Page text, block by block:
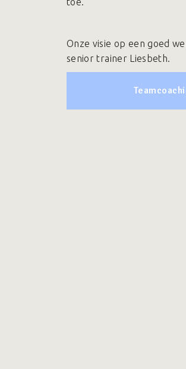
Onze visie op een goed
senior trainer Liesbeth.